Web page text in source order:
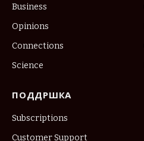
Business
Opinions
Connections
Science
ПОДДРШКА
Subscriptions
Customer Support